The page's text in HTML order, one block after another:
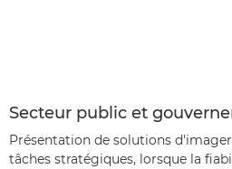
Secteur public et
Présentation de solutions
tâches stratégiques, lorsque la